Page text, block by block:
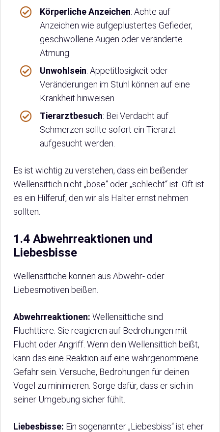
Körperliche Anzeichen: Achte auf
Anzeichen wie aufgeplustertes Gefieder,
geschwollene Augen oder veränderte
Atmung.
Unwohlsein: Appetitlosigkeit oder
Veränderungen im Stuhl können auf eine
Krankheit hinweisen.
Tierarztbesuch: Bei Verdacht auf
Schmerzen sollte sofort ein Tierarzt
aufgesucht werden.
Es ist wichtig zu verstehen, dass ein beißender
Wellensittich nicht „böse“ oder „schlecht“ ist. Oft ist
es ein Hilferuf, den wir als Halter ernst nehmen
sollten.
1.4 Abwehrreaktionen und
Liebesbisse
Wellensittiche können aus Abwehr- oder
Liebesmotiven beißen.
Abwehrreaktionen: Wellensittiche sind
Fluchttiere. Sie reagieren auf Bedrohungen mit
Flucht oder Angriff. Wenn dein Wellensittich beißt,
kann das eine Reaktion auf eine wahrgenommene
Gefahr sein. Versuche, Bedrohungen für deinen
Vogel zu minimieren. Sorge dafür, dass er sich in
seiner Umgebung sicher fühlt.
Liebesbisse: Ein sogenannter „Liebesbiss“ ist eher